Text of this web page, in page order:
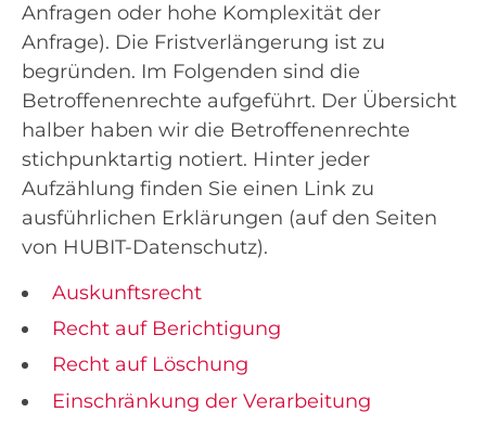
Anfragen oder hohe Komplexität der
Anfrage). Die Fristverlängerung ist zu
begründen. Im Folgenden sind die
Betroffenenrechte aufgeführt. Der Übersicht
halber haben wir die Betroffenenrechte
stichpunktartig notiert. Hinter jeder
Aufzählung finden Sie einen Link zu
ausführlichen Erklärungen (auf den Seiten
von HUBIT-Datenschutz).
Auskunftsrecht
Recht auf Berichtigung
Recht auf Löschung
Einschränkung der Verarbeitung